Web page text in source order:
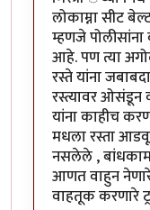
लोकाम्ना सीट
म्हणजे
आहे. पण त्या
रस्ते यांना
रस्त्यावर
यांना काहीच
मधला रस्ता
नसलेले ,
आणत वाहुन
वाहतूक करणारे